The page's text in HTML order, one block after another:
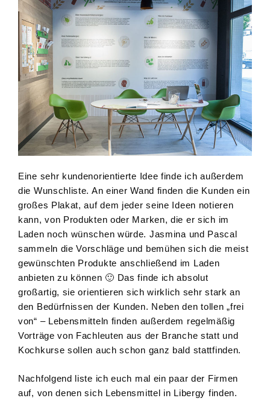
Eine sehr kundenorientierte Idee finde ich außerdem
die Wunschliste. An einer Wand finden die Kunden ein
großes Plakat, auf dem jeder seine Ideen notieren
kann, von Produkten oder Marken, die er sich im
Laden noch wünschen würde. Jasmina und Pascal
sammeln die Vorschläge und bemühen sich die meist
gewünschten Produkte anschließend im Laden
anbieten zu können 🙂 Das finde ich absolut
großartig, sie orientieren sich wirklich sehr stark an
den Bedürfnissen der Kunden. Neben den tollen „frei
von“ – Lebensmitteln finden außerdem regelmäßig
Vorträge von Fachleuten aus der Branche statt und
Kochkurse sollen auch schon ganz bald stattfinden.
Nachfolgend liste ich euch mal ein paar der Firmen
auf, von denen sich Lebensmittel in Libergy finden.